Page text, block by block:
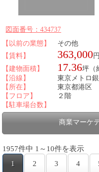
図面番号：434737
【以前の業態】
その他
【賃料】
363,000
【建物面積】
17.36坪（
【沿線】
東京メトロ
【所在】
東京都港区
【フロア】
２階
【駐車場台数】
商業マーケ
1957件中 1～10件を表示
1
2 3 4